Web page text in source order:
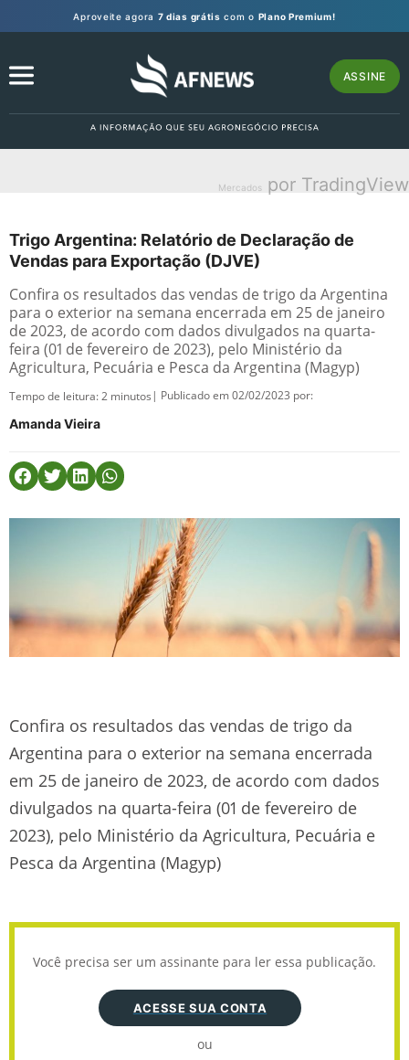
Aproveite agora 7 dias grátis com o Plano Premium!
ASSINE
Mercados por TradingView
Trigo Argentina: Relatório de Declaração de
Vendas para Exportação (DJVE)
Confira os resultados das vendas de trigo da Argentina
para o exterior na semana encerrada em 25 de janeiro
de 2023, de acordo com dados divulgados na quarta-
feira (01 de fevereiro de 2023), pelo Ministério da
Agricultura, Pecuária e Pesca da Argentina (Magyp)
Tempo de leitura:2 minutos | Publicado em 02/02/2023 por:
Amanda Vieira
Confira os resultados das vendas de trigo da
Argentina para o exterior na semana encerrada
em 25 de janeiro de 2023, de acordo com dados
divulgados na quarta-feira (01 de fevereiro de
2023), pelo Ministério da Agricultura, Pecuária e
Pesca da Argentina (Magyp)
Você precisa ser um assinante para ler essa publicação.
ACESSE SUA CONTA
ou